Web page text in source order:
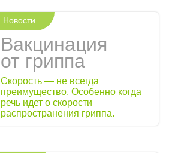
Вакцинация
от гриппа
Скорость — не всегда
преимущество. Особенно когда
речь идет о скорости
распространения гриппа.
Новости